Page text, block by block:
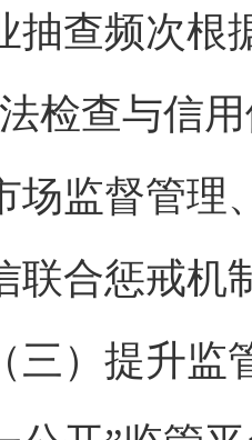
抽查频次根
检查与信
场监督管理
联合惩戒机
提升监管